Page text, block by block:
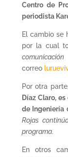
Centro de
periodista
El cambio se
por la cual
comunicación
correo
Por otra
Díaz Claro,
de Ingeniería
Rojas
programa.
En otros